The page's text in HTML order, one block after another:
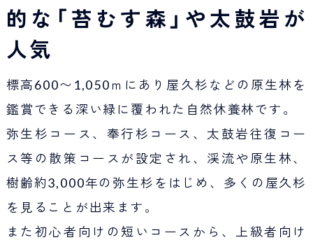
的な「苔むす森」や太鼓岩が
人気
標高600〜1,050ｍにあり屋久杉などの原生林を
鑑賞できる深い緑に覆われた自然休養林です。
弥生杉コース、奉行杉コース、太鼓岩往復コー
ス等の散策コースが設定され、渓流や原生林、
樹齢約3,000年の弥生杉をはじめ、多くの屋久杉
を見ることが出来ます。
また初心者向けの短いコースから、上級者向け